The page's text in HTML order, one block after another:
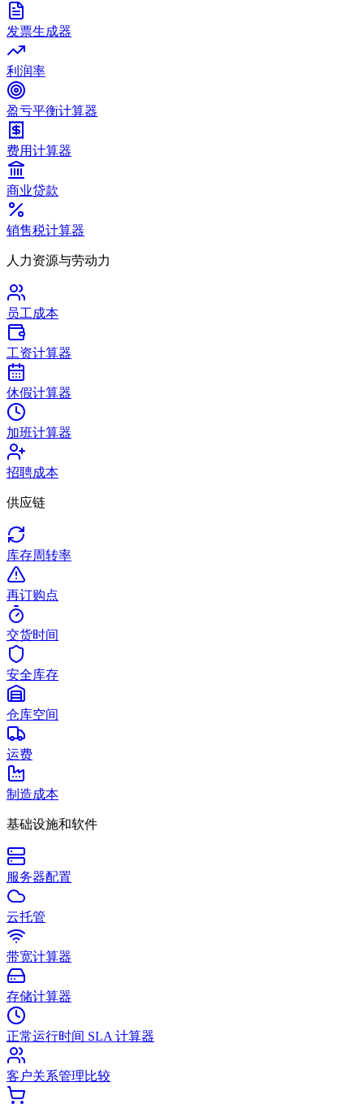
发票生成器
利润率
盈亏平衡计算器
费用计算器
商业贷款
销售税计算器
人力资源与劳动力
员工成本
工资计算器
休假计算器
加班计算器
招聘成本
供应链
库存周转率
再订购点
交货时间
安全库存
仓库空间
运费
制造成本
基础设施和软件
服务器配置
云托管
带宽计算器
存储计算器
正常运行时间 SLA 计算器
客户关系管理比较